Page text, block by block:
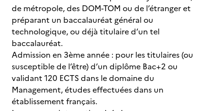
de métropole, des DOM-TOM ou de l’étranger et
préparant un baccalauréat général ou
technologique, ou déjà titulaire d’un tel
baccalauréat.
Admission en 3ème année : pour les titulaires (ou
susceptible de l’être) d’un diplôme Bac+2 ou
validant 120 ECTS dans le domaine du
Management, études effectuées dans un
établissement français.